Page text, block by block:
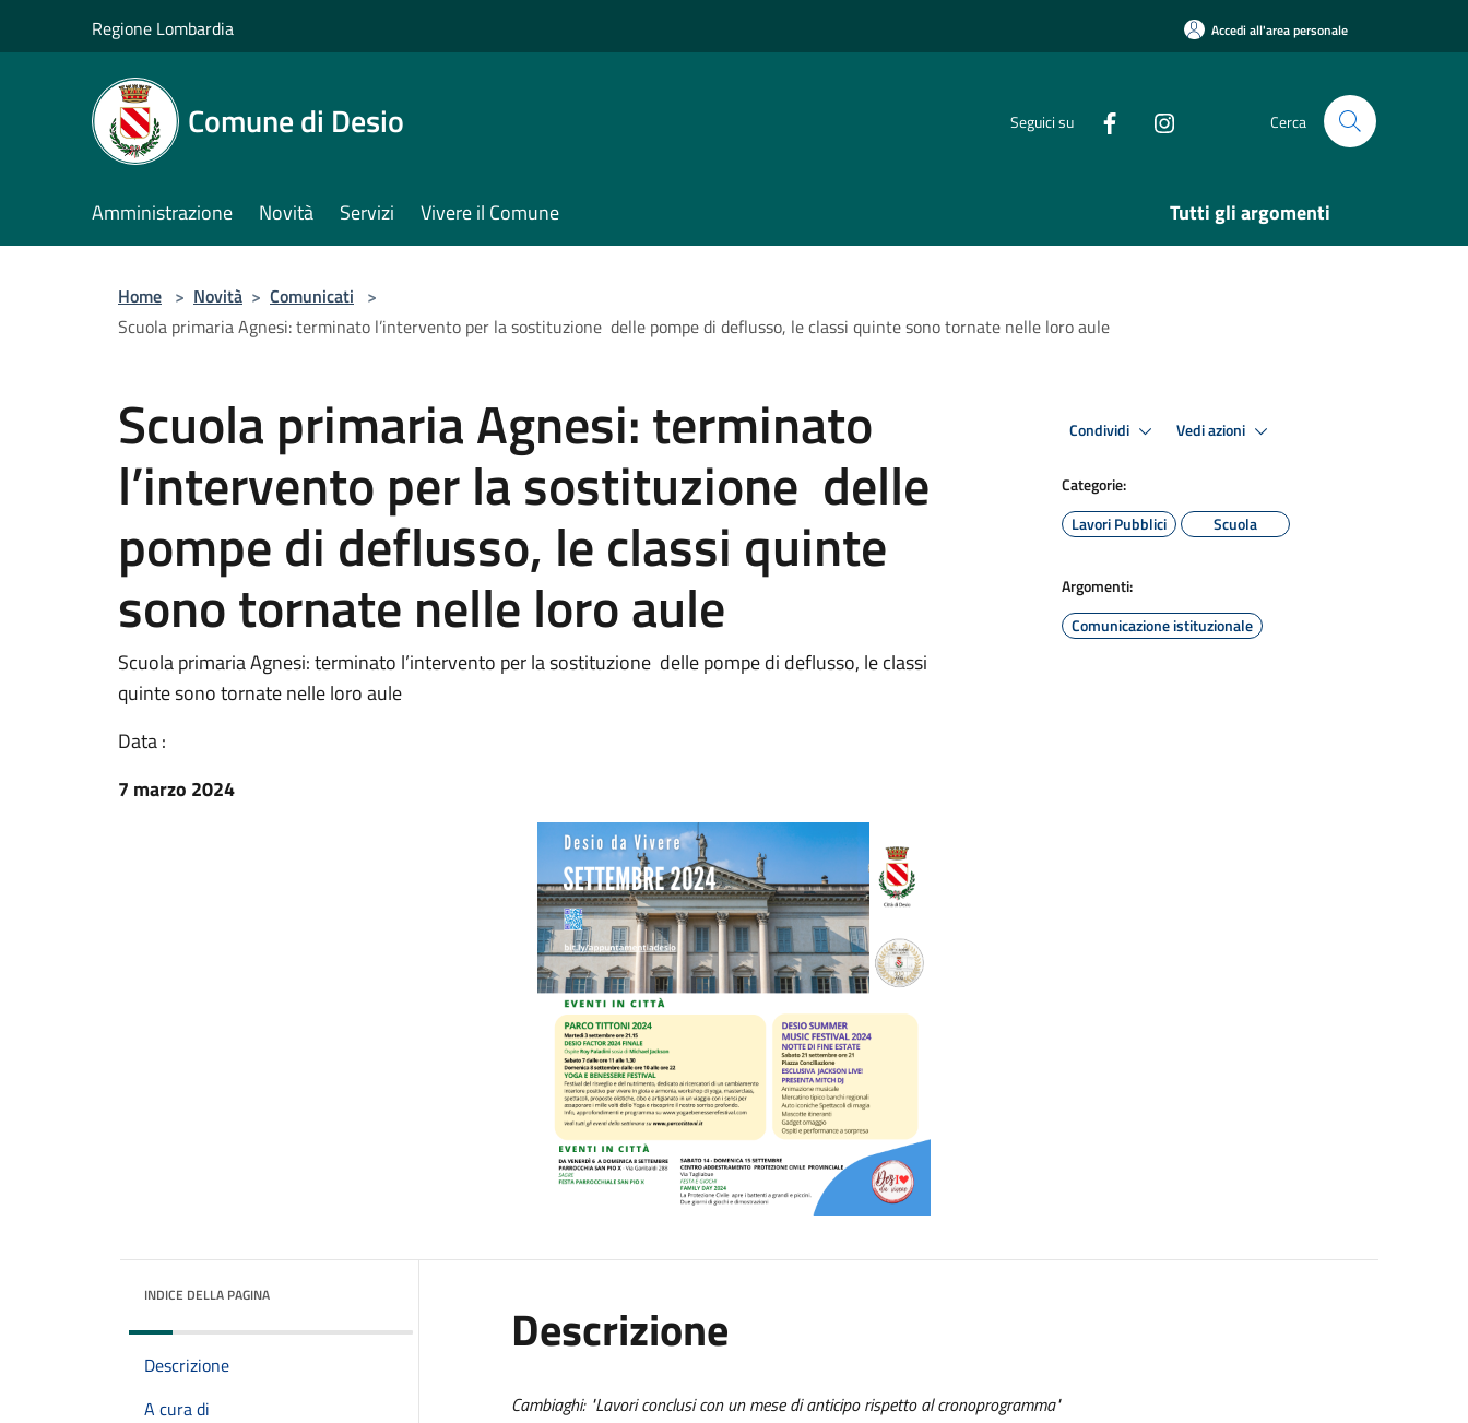
Regione Lombardia Accedi all'area personale
Comune di Desio Seguici su Cerca
Amministrazione Novità Servizi Vivere il Comune Tutti gli argomenti
Home > Novità > Comunicati >
Scuola primaria Agnesi: terminato l’intervento per la sostituzione delle pompe di deflusso, le classi quinte sono tornate nelle loro aule
Scuola primaria Agnesi: terminato
l’intervento per la sostituzione delle
pompe di deflusso, le classi quinte
sono tornate nelle loro aule
Scuola primaria Agnesi: terminato l’intervento per la sostituzione delle pompe di deflusso, le classi
quinte sono tornate nelle loro aule
Data :
7 marzo 2024
Condividi Vedi azioni
Categorie:
Lavori Pubblici
Scuola
Argomenti:
Comunicazione istituzionale
INDICE DELLA PAGINA
Descrizione
A cura di
Descrizione
Cambiaghi: "Lavori conclusi con un mese di anticipo rispetto al cronoprogramma"